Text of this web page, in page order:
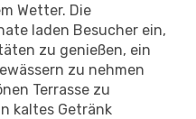
Wetter. Die
laden Besucher ein,
zu genießen, ein
zu nehmen
Terrasse zu
kaltes Getränk